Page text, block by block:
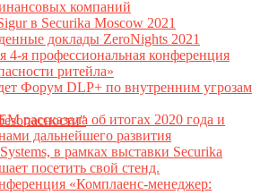
компаний
в Securika Moscow 2021
доклады ZeroNights 2021
4-я профессиональная конференция
ритейла»
Форум DLP+ по внутренним угрозам
рассказала об итогах 2020 года и
дальнейшего развития
в рамках выставки Securika
посетить свой стенд.
«Комплаенс-менеджер: